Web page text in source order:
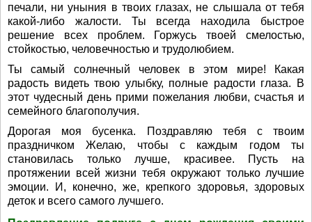
печали, ни уныния в твоих глазах, не слышала от тебя
какой-либо жалости. Ты всегда находила быстрое
решение всех проблем. Горжусь твоей смелостью,
стойкостью, человечностью и трудолюбием.
Ты самый солнечный человек в этом мире! Какая
радость видеть твою улыбку, полные радости глаза. В
этот чудесный день прими пожелания любви, счастья и
семейного благополучия.
Дорогая моя бусенка. Поздравляю тебя с твоим
праздничком Желаю, чтобы с каждым годом ты
становилась только лучше, красивее. Пусть на
протяжении всей жизни тебя окружают только лучшие
эмоции. И, конечно, же, крепкого здоровья, здоровых
деток и всего самого лучшего.